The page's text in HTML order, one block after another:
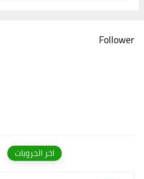
Follower
اخر الجروبات